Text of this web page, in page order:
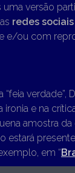
versão
redes sociais
e/ou com
verdade”,
e na
amostra
estará
em “